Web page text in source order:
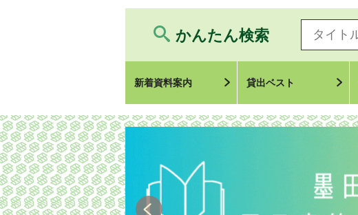
かんたん検索
新着資料案内 貸出ベスト